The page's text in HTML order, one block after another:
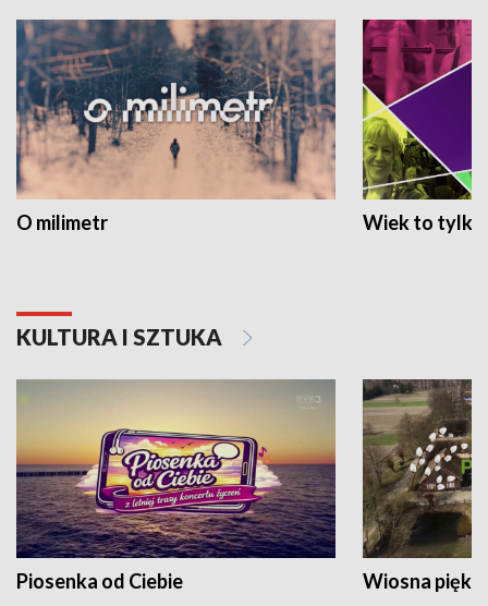
O milimetr Wiek to tylko
KULTURA I SZTUKA
Piosenka od Ciebie Wiosna